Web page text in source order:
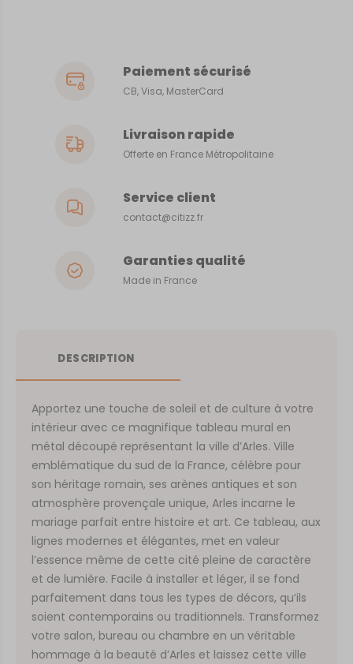
Paiement sécurisé
CB, Visa, MasterCard
Livraison rapide
Offerte en France Métropolitaine
Service client
contact@citizz.fr
Garanties qualité
Made in France
DESCRIPTION
Apportez une touche de soleil et de culture à votre
intérieur avec ce magnifique tableau mural en
métal découpé représentant la ville d’Arles. Ville
emblématique du sud de la France, célèbre pour
son héritage romain, ses arènes antiques et son
atmosphère provençale unique, Arles incarne le
mariage parfait entre histoire et art. Ce tableau, aux
lignes modernes et élégantes, met en valeur
l’essence même de cette cité pleine de caractère
et de lumière. Facile à installer et léger, il se fond
parfaitement dans tous les types de décors, qu’ils
soient contemporains ou traditionnels. Transformez
votre salon, bureau ou chambre en un véritable
hommage à la beauté d’Arles et laissez cette ville